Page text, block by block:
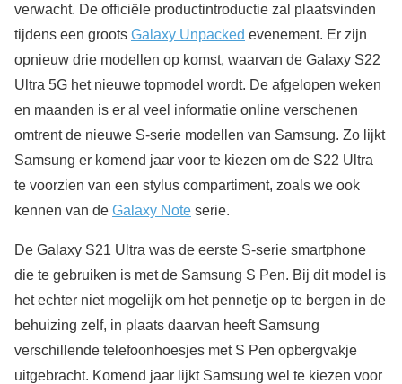
verwacht. De officiële productintroductie zal plaatsvinden
tijdens een groots Galaxy Unpacked evenement. Er zijn
opnieuw drie modellen op komst, waarvan de Galaxy S22
Ultra 5G het nieuwe topmodel wordt. De afgelopen weken
en maanden is er al veel informatie online verschenen
omtrent de nieuwe S-serie modellen van Samsung. Zo lijkt
Samsung er komend jaar voor te kiezen om de S22 Ultra
te voorzien van een stylus compartiment, zoals we ook
kennen van de Galaxy Note serie.
De Galaxy S21 Ultra was de eerste S-serie smartphone
die te gebruiken is met de Samsung S Pen. Bij dit model is
het echter niet mogelijk om het pennetje op te bergen in de
behuizing zelf, in plaats daarvan heeft Samsung
verschillende telefoonhoesjes met S Pen opbergvakje
uitgebracht. Komend jaar lijkt Samsung wel te kiezen voor